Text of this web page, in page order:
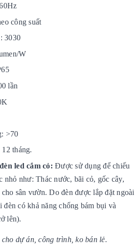
công suất
3030
W
lần
>70
tháng.
led cắm cỏ: Được sử dụng để chiếu
nhỏ như: Thác nước, bãi cỏ, gốc cây,
sân vườn. Do đèn được lắp đặt ngoài
có khả năng chống bám bụi và
lên).
cho dự án, công trình, ko bán lẻ.